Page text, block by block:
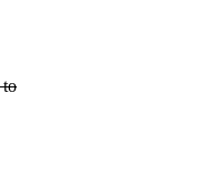
to